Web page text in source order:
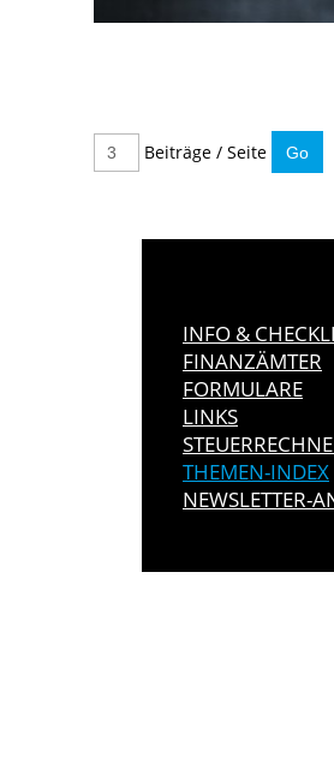
Beiträge / Seite
INFO &
FINANZÄMTER
FORMULARE
LINKS
THEMEN-INDEX
NEWSLETTER-